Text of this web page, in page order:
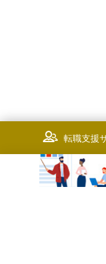
転職支援